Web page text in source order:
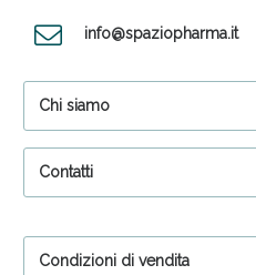
info@spaziopharma.it
Chi siamo
Contatti
Condizioni di vendita